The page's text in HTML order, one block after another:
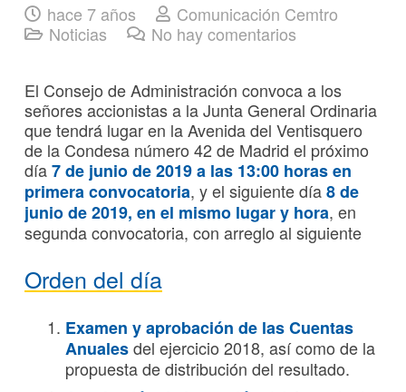
hace 7 años
Comunicación Cemtro
Noticias
No hay comentarios
El Consejo de Administración convoca a los
señores accionistas a la Junta General Ordinaria
que tendrá lugar en la Avenida del Ventisquero
de la Condesa número 42 de Madrid el próximo
día7 de junio de 2019 a las 13:00 horas en
primera convocatoria, y el siguiente día8 de
junio de 2019, en el mismo lugar y hora, en
segunda convocatoria, con arreglo al siguiente
Orden del día
Examen y aprobación de las Cuentas
Anualesdel ejercicio 2018, así como de la
propuesta de distribución del resultado.